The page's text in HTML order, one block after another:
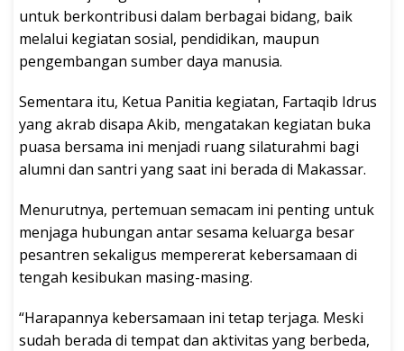
untuk berkontribusi dalam berbagai bidang, baik
melalui kegiatan sosial, pendidikan, maupun
pengembangan sumber daya manusia.
Sementara itu, Ketua Panitia kegiatan, Fartaqib Idrus
yang akrab disapa Akib, mengatakan kegiatan buka
puasa bersama ini menjadi ruang silaturahmi bagi
alumni dan santri yang saat ini berada di Makassar.
Menurutnya, pertemuan semacam ini penting untuk
menjaga hubungan antar sesama keluarga besar
pesantren sekaligus mempererat kebersamaan di
tengah kesibukan masing-masing.
“Harapannya kebersamaan ini tetap terjaga. Meski
sudah berada di tempat dan aktivitas yang berbeda,